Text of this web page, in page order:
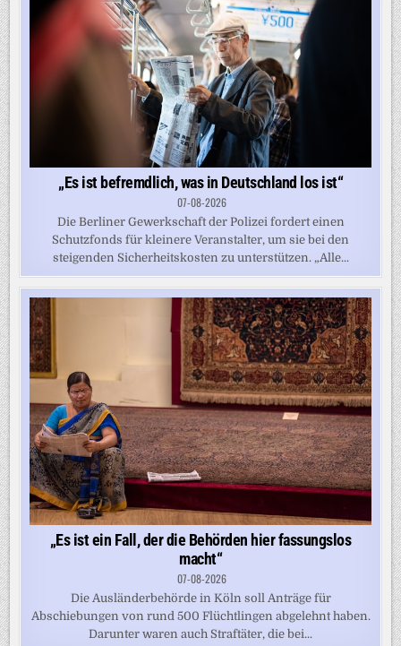
„Es ist befremdlich, was in Deutschland los ist“
07-08-2026
Die Berliner Gewerkschaft der Polizei fordert einen
Schutzfonds für kleinere Veranstalter, um sie bei den
steigenden Sicherheitskosten zu unterstützen. „Alle...
„Es ist ein Fall, der die Behörden hier fassungslos
macht“
07-08-2026
Die Ausländerbehörde in Köln soll Anträge für
Abschiebungen von rund 500 Flüchtlingen abgelehnt haben.
Darunter waren auch Straftäter, die bei...